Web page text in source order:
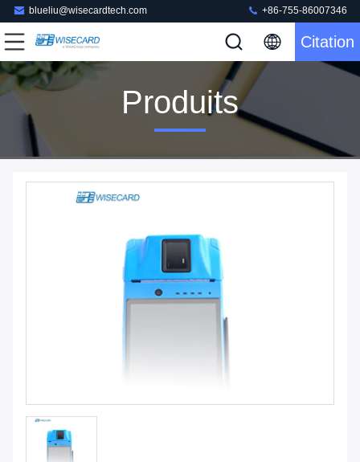
blueliu@wisecardtech.com +86-755-86007346
Citation
Produits